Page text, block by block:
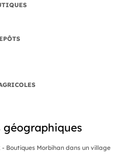
géographiques
Boutiques Morbihan dans un village